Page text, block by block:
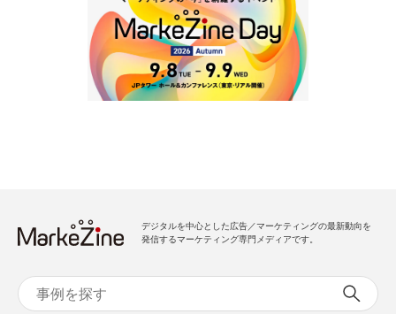
デジタルを中心とした広告／マーケティングの最新動向を
発信するマーケティング専門メディアです。